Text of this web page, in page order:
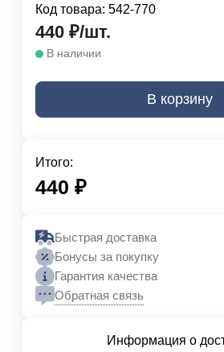
Код товара: 542-770
440 ₽/шт.
В наличии
В корзину
Итого:
440 ₽
Быстрая доставка
Бонусы за покупку
Гарантия качества
Обратная связь
Информация о